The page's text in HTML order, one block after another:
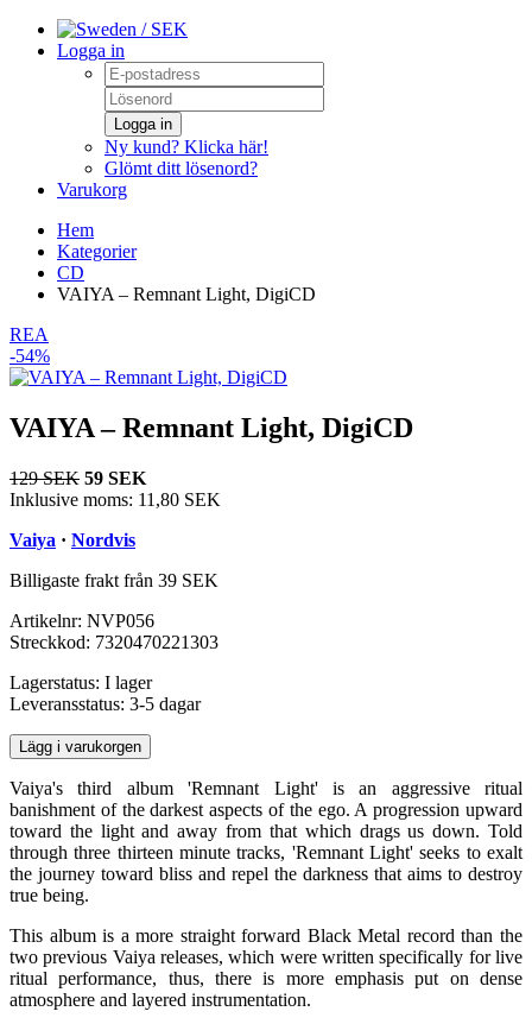
/ SEK
Logga in
Logga in
Ny kund? Klicka här!
Glömt ditt lösenord?
Varukorg
Hem
Kategorier
CD
VAIYA – Remnant Light, DigiCD
REA
-54%
VAIYA – Remnant Light, DigiCD
129 SEK 59 SEK
Inklusive moms: 11,80 SEK
Vaiya · Nordvis
Billigaste frakt från 39 SEK
Artikelnr: NVP056
Streckkod: 7320470221303
Lagerstatus: I lager
Leveransstatus: 3-5 dagar
Lägg i varukorgen
Vaiya's third album 'Remnant Light' is an aggressive ritual
banishment of the darkest aspects of the ego. A progression upward
toward the light and away from that which drags us down. Told
through three thirteen minute tracks, 'Remnant Light' seeks to exalt
the journey toward bliss and repel the darkness that aims to destroy
true being.
This album is a more straight forward Black Metal record than the
two previous Vaiya releases, which were written specifically for live
ritual performance, thus, there is more emphasis put on dense
atmosphere and layered instrumentation.